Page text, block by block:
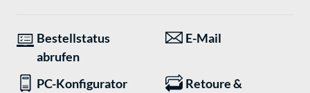
Bestellstatus
abrufen
E-Mail
PC-Konfigurator
Retoure &